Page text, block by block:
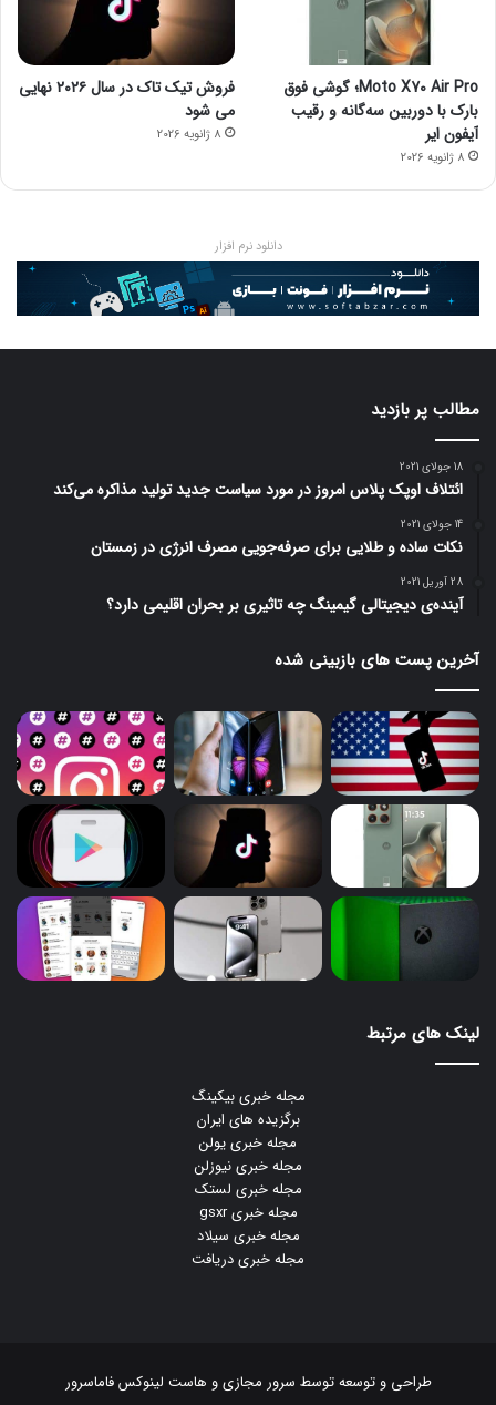
Moto X70 Air Pro؛ گوشی فوق
بارک با دوربین سه‌گانه و رقیب
آیفون ایر
8 ژانویه 2026
فروش تیک تاک در سال ۲۰۲۶ نهایی
می شود
8 ژانویه 2026
دانلود نرم افزار
مطالب پر بازدید
18 جولای 2021
ائتلاف اوپک پلاس امروز در مورد سیاست جدید تولید مذاکره می‌کند
14 جولای 2021
نکات ساده و طلایی برای صرفه‌جویی مصرف انرژی در زمستان
28 آوریل 2021
آینده‌ی دیجیتالی گیمینگ چه تاثیری بر بحران اقلیمی دارد؟
آخرین پست های بازبینی شده
لینک های مرتبط
مجله خبری بیکینگ
برگزیده های ایران
مجله خبری یولن
مجله خبری نیوزلن
مجله خبری لستک
مجله خبری gsxr
مجله خبری سیلاد
مجله خبری دریافت
طراحی و توسعه توسط سرور مجازیو هاست لینوکسفاماسرور